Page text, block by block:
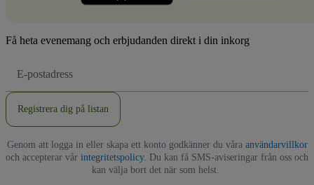
Få heta evenemang och erbjudanden direkt i din inkorg
postadress
Registrera dig på listan
Genom att logga in eller skapa ett konto godkänner du våra användarvillkor
och accepterar vår integritetspolicy. Du kan få SMS-aviseringar från oss och
kan välja bort det när som helst.